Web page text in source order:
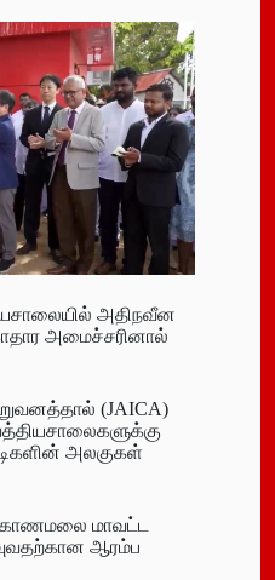
அதிநவீன
அமைச்சரினால்
(JAICA)
அலகுகள்
மாவட்ட
ஆரம்ப